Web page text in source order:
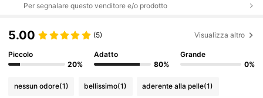
Per segnalare questo venditore e/o prodotto
5.00 (5) Visualizza altro
Piccolo
20%
Adatto
80%
Grande
0%
nessun odore(1) bellissimo(1) aderente alla pelle(1)